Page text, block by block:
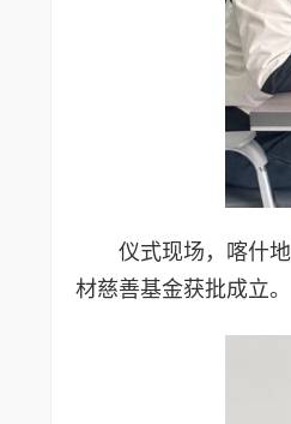
仪式现场，喀什
材慈善基金获批成立。